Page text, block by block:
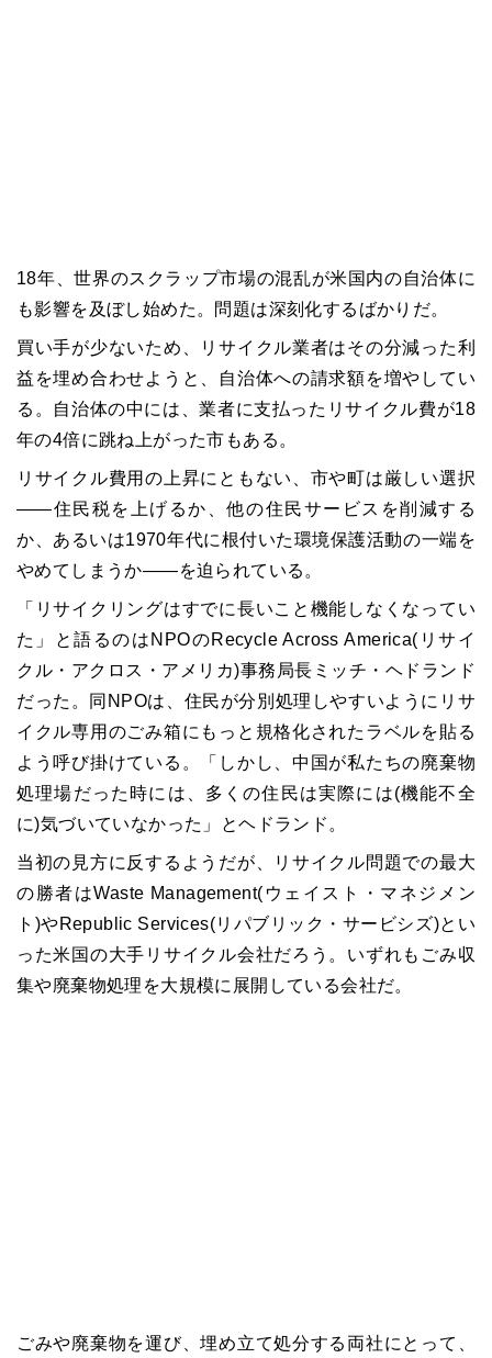
18年、世界のスクラップ市場の混乱が米国内の自治体に
も影響を及ぼし始めた。問題は深刻化するばかりだ。
買い手が少ないため、リサイクル業者はその分減った利
益を埋め合わせようと、自治体への請求額を増やしてい
る。自治体の中には、業者に支払ったリサイクル費が18
年の4倍に跳ね上がった市もある。
リサイクル費用の上昇にともない、市や町は厳しい選択
――住民税を上げるか、他の住民サービスを削減する
か、あるいは1970年代に根付いた環境保護活動の一端を
やめてしまうか――を迫られている。
「リサイクリングはすでに長いこと機能しなくなってい
た」と語るのはNPOのRecycle Across America(リサイ
クル・アクロス・アメリカ)事務局長ミッチ・ヘドランド
だった。同NPOは、住民が分別処理しやすいようにリサ
イクル専用のごみ箱にもっと規格化されたラベルを貼る
よう呼び掛けている。「しかし、中国が私たちの廃棄物
処理場だった時には、多くの住民は実際には(機能不全
に)気づいていなかった」とヘドランド。
当初の見方に反するようだが、リサイクル問題での最大
の勝者はWaste Management(ウェイスト・マネジメン
ト)やRepublic Services(リパブリック・サービシズ)とい
った米国の大手リサイクル会社だろう。いずれもごみ収
集や廃棄物処理を大規模に展開している会社だ。
ごみや廃棄物を運び、埋め立て処分する両社にとって、